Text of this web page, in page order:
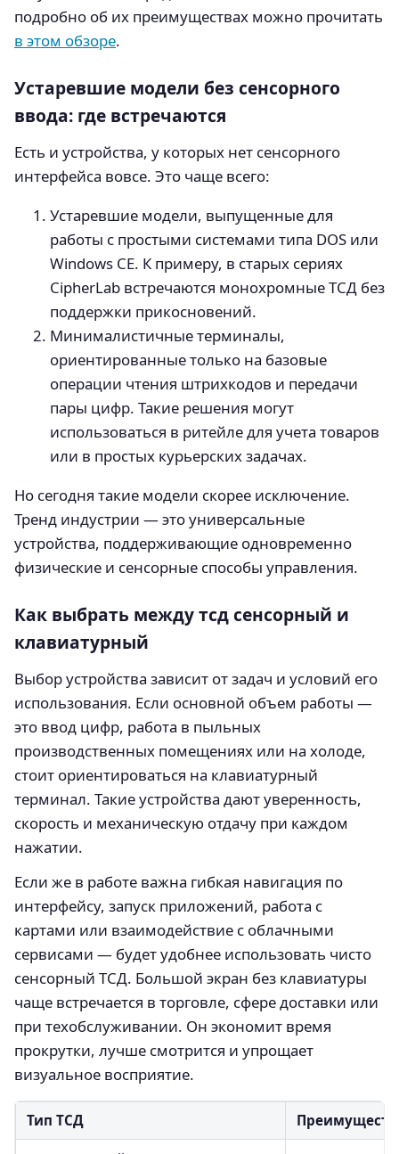
подробно об их преимуществах можно прочитать
в этом обзоре.
Устаревшие модели без сенсорного
ввода: где встречаются
Есть и устройства, у которых нет сенсорного
интерфейса вовсе. Это чаще всего:
Устаревшие модели, выпущенные для
работы с простыми системами типа DOS или
Windows CE. К примеру, в старых сериях
CipherLab встречаются монохромные ТСД без
поддержки прикосновений.
Минималистичные терминалы,
ориентированные только на базовые
операции чтения штрихкодов и передачи
пары цифр. Такие решения могут
использоваться в ритейле для учета товаров
или в простых курьерских задачах.
Но сегодня такие модели скорее исключение.
Тренд индустрии — это универсальные
устройства, поддерживающие одновременно
физические и сенсорные способы управления.
Как выбрать между тсд сенсорный и
клавиатурный
Выбор устройства зависит от задач и условий его
использования. Если основной объем работы —
это ввод цифр, работа в пыльных
производственных помещениях или на холоде,
стоит ориентироваться на клавиатурный
терминал. Такие устройства дают уверенность,
скорость и механическую отдачу при каждом
нажатии.
Если же в работе важна гибкая навигация по
интерфейсу, запуск приложений, работа с
картами или взаимодействие с облачными
сервисами — будет удобнее использовать чисто
сенсорный ТСД. Большой экран без клавиатуры
чаще встречается в торговле, сфере доставки или
при техобслуживании. Он экономит время
прокрутки, лучше смотрится и упрощает
визуальное восприятие.
Тип ТСД